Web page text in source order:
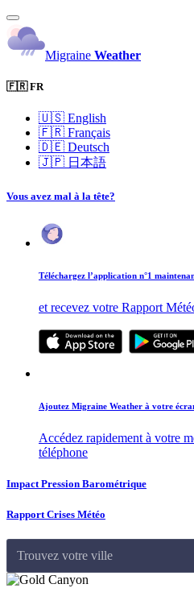
Migraine Weather
🇫🇷 FR
🇺🇸 English
🇫🇷 Français
🇩🇪 Deutsch
🇯🇵 日本語
Vous avez mal à la tête?
Téléchargez l’application n°1
et recevez votre Rapport
Ajoutez Migraine Weather à votre
Accédez rapidement à votre
téléphone
Impact Pression Barométrique
Rapport Crises Météo
Trouvez votre ville